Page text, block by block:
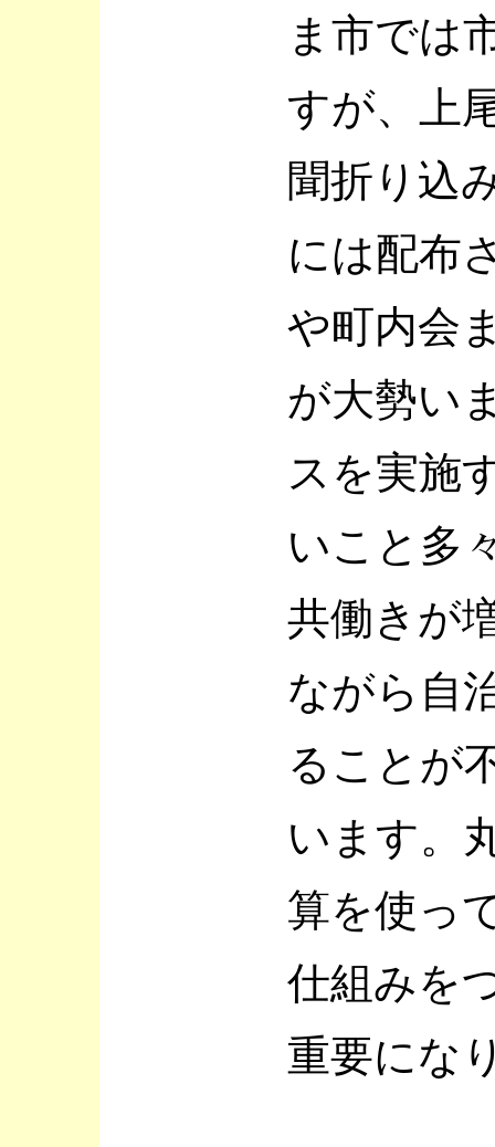
ま市では
すが、上
聞折り込
には配布
や町内会
が大勢い
スを実施
いこと多
共働きが
ながら自
ることが
います。
算を使っ
仕組みを
重要にな